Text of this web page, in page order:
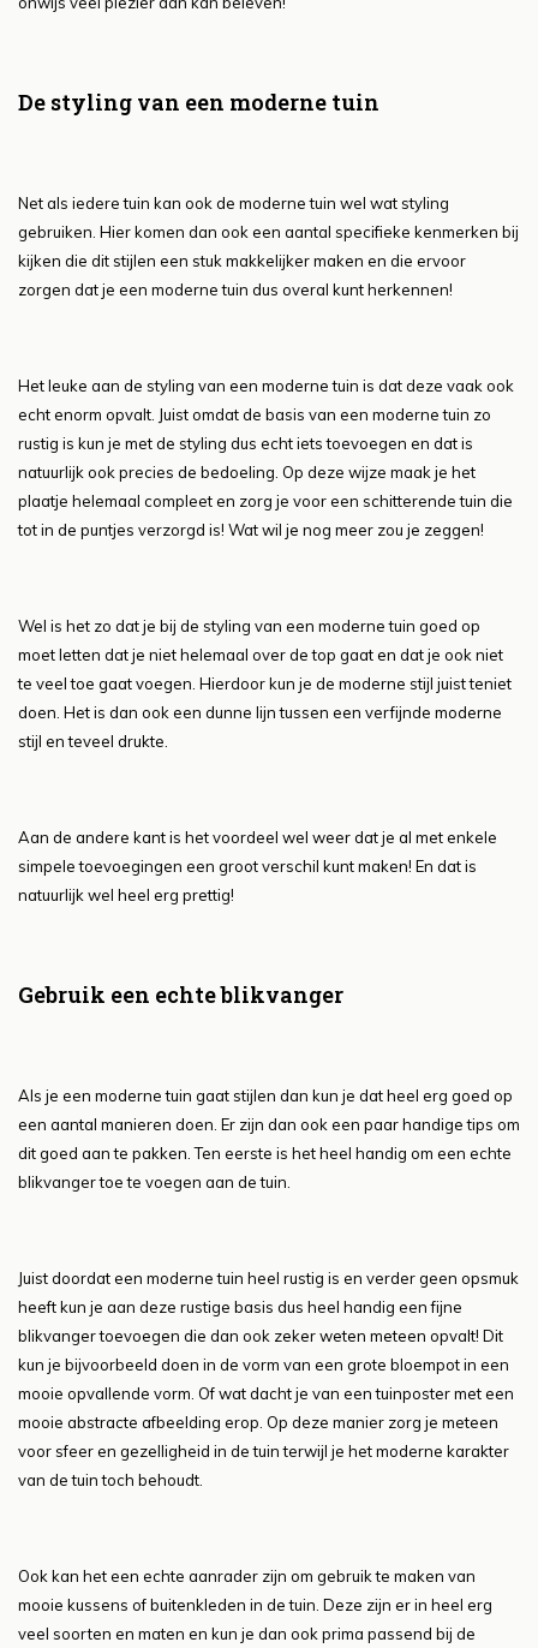
De styling van een moderne tuin
Net als iedere tuin kan ook de moderne tuin wel wat styling
gebruiken. Hier komen dan ook een aantal specifieke kenmerken bij
kijken die dit stijlen een stuk makkelijker maken en die ervoor
zorgen dat je een moderne tuin dus overal kunt herkennen!
Het leuke aan de styling van een moderne tuin is dat deze vaak ook
echt enorm opvalt. Juist omdat de basis van een moderne tuin zo
rustig is kun je met de styling dus echt iets toevoegen en dat is
natuurlijk ook precies de bedoeling. Op deze wijze maak je het
plaatje helemaal compleet en zorg je voor een schitterende tuin die
tot in de puntjes verzorgd is! Wat wil je nog meer zou je zeggen!
Wel is het zo dat je bij de styling van een moderne tuin goed op
moet letten dat je niet helemaal over de top gaat en dat je ook niet
te veel toe gaat voegen. Hierdoor kun je de moderne stijl juist teniet
doen. Het is dan ook een dunne lijn tussen een verfijnde moderne
stijl en teveel drukte.
Aan de andere kant is het voordeel wel weer dat je al met enkele
simpele toevoegingen een groot verschil kunt maken! En dat is
natuurlijk wel heel erg prettig!
Gebruik een echte blikvanger
Als je een moderne tuin gaat stijlen dan kun je dat heel erg goed op
een aantal manieren doen. Er zijn dan ook een paar handige tips om
dit goed aan te pakken. Ten eerste is het heel handig om een echte
blikvanger toe te voegen aan de tuin.
Juist doordat een moderne tuin heel rustig is en verder geen opsmuk
heeft kun je aan deze rustige basis dus heel handig een fijne
blikvanger toevoegen die dan ook zeker weten meteen opvalt! Dit
kun je bijvoorbeeld doen in de vorm van een grote bloempot in een
mooie opvallende vorm. Of wat dacht je van een tuinposter met een
mooie abstracte afbeelding erop. Op deze manier zorg je meteen
voor sfeer en gezelligheid in de tuin terwijl je het moderne karakter
van de tuin toch behoudt.
Ook kan het een echte aanrader zijn om gebruik te maken van
mooie kussens of buitenkleden in de tuin. Deze zijn er in heel erg
veel soorten en maten en kun je dan ook prima passend bij de